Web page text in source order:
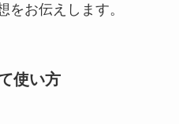
をお伝えします。
使い方